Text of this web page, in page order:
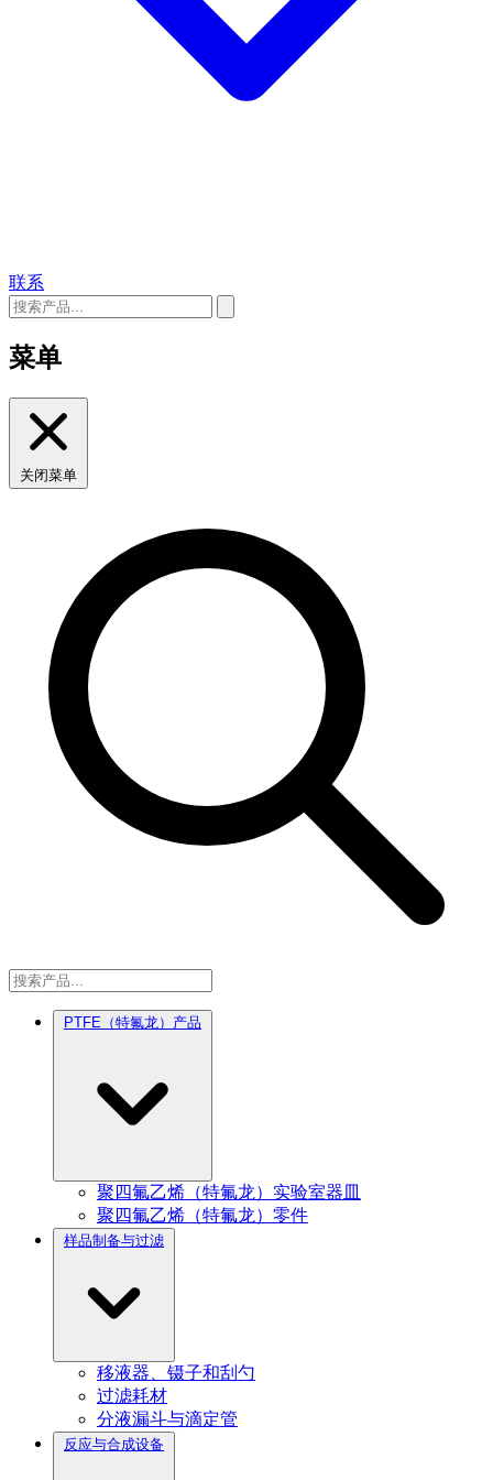
联系
菜单
关闭菜单
PTFE（特氟龙）产品
聚四氟乙烯（特氟龙）实验室器皿
聚四氟乙烯（特氟龙）零件
样品制备与过滤
移液器、镊子和刮勺
过滤耗材
分液漏斗与滴定管
反应与合成设备